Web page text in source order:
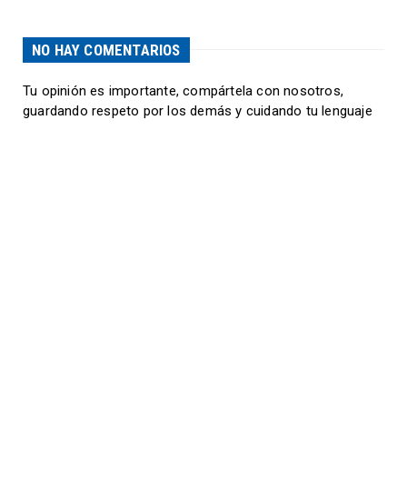
NO HAY COMENTARIOS
Tu opinión es importante, compártela con nosotros,
guardando respeto por los demás y cuidando tu lenguaje